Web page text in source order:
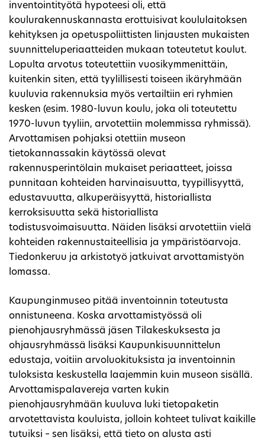
inventointityötä hypoteesi oli, että
koulurakennuskannasta erottuisivat koululaitoksen
kehityksen ja opetuspoliittisten linjausten mukaisten
suunnitteluperiaatteiden mukaan toteutetut koulut.
Lopulta arvotus toteutettiin vuosikymmenittäin,
kuitenkin siten, että tyylillisesti toiseen ikäryhmään
kuuluvia rakennuksia myös vertailtiin eri ryhmien
kesken (esim. 1980-luvun koulu, joka oli toteutettu
1970-luvun tyyliin, arvotettiin molemmissa ryhmissä).
Arvottamisen pohjaksi otettiin museon
tietokannassakin käytössä olevat
rakennusperintölain mukaiset periaatteet, joissa
punnitaan kohteiden harvinaisuutta, tyypillisyyttä,
edustavuutta, alkuperäisyyttä, historiallista
kerroksisuutta sekä historiallista
todistusvoimaisuutta. Näiden lisäksi arvotettiin vielä
kohteiden rakennustaiteellisia ja ympäristöarvoja.
Tiedonkeruu ja arkistotyö jatkuivat arvottamistyön
lomassa.
Kaupunginmuseo pitää inventoinnin toteutusta
onnistuneena. Koska arvottamistyössä oli
pienohjausryhmässä jäsen Tilakeskuksesta ja
ohjausryhmässä lisäksi Kaupunkisuunnittelun
edustaja, voitiin arvoluokituksista ja inventoinnin
tuloksista keskustella laajemmin kuin museon sisällä.
Arvottamispalavereja varten kukin
pienohjausryhmään kuuluva luki tietopaketin
arvotettavista kouluista, jolloin kohteet tulivat kaikille
tutuiksi – sen lisäksi, että tieto on alusta asti